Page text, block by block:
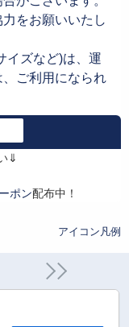
をお願いいたし
イズなど)は、運
ご利用になられ
⇓
ポン配布中！
アイコン凡例